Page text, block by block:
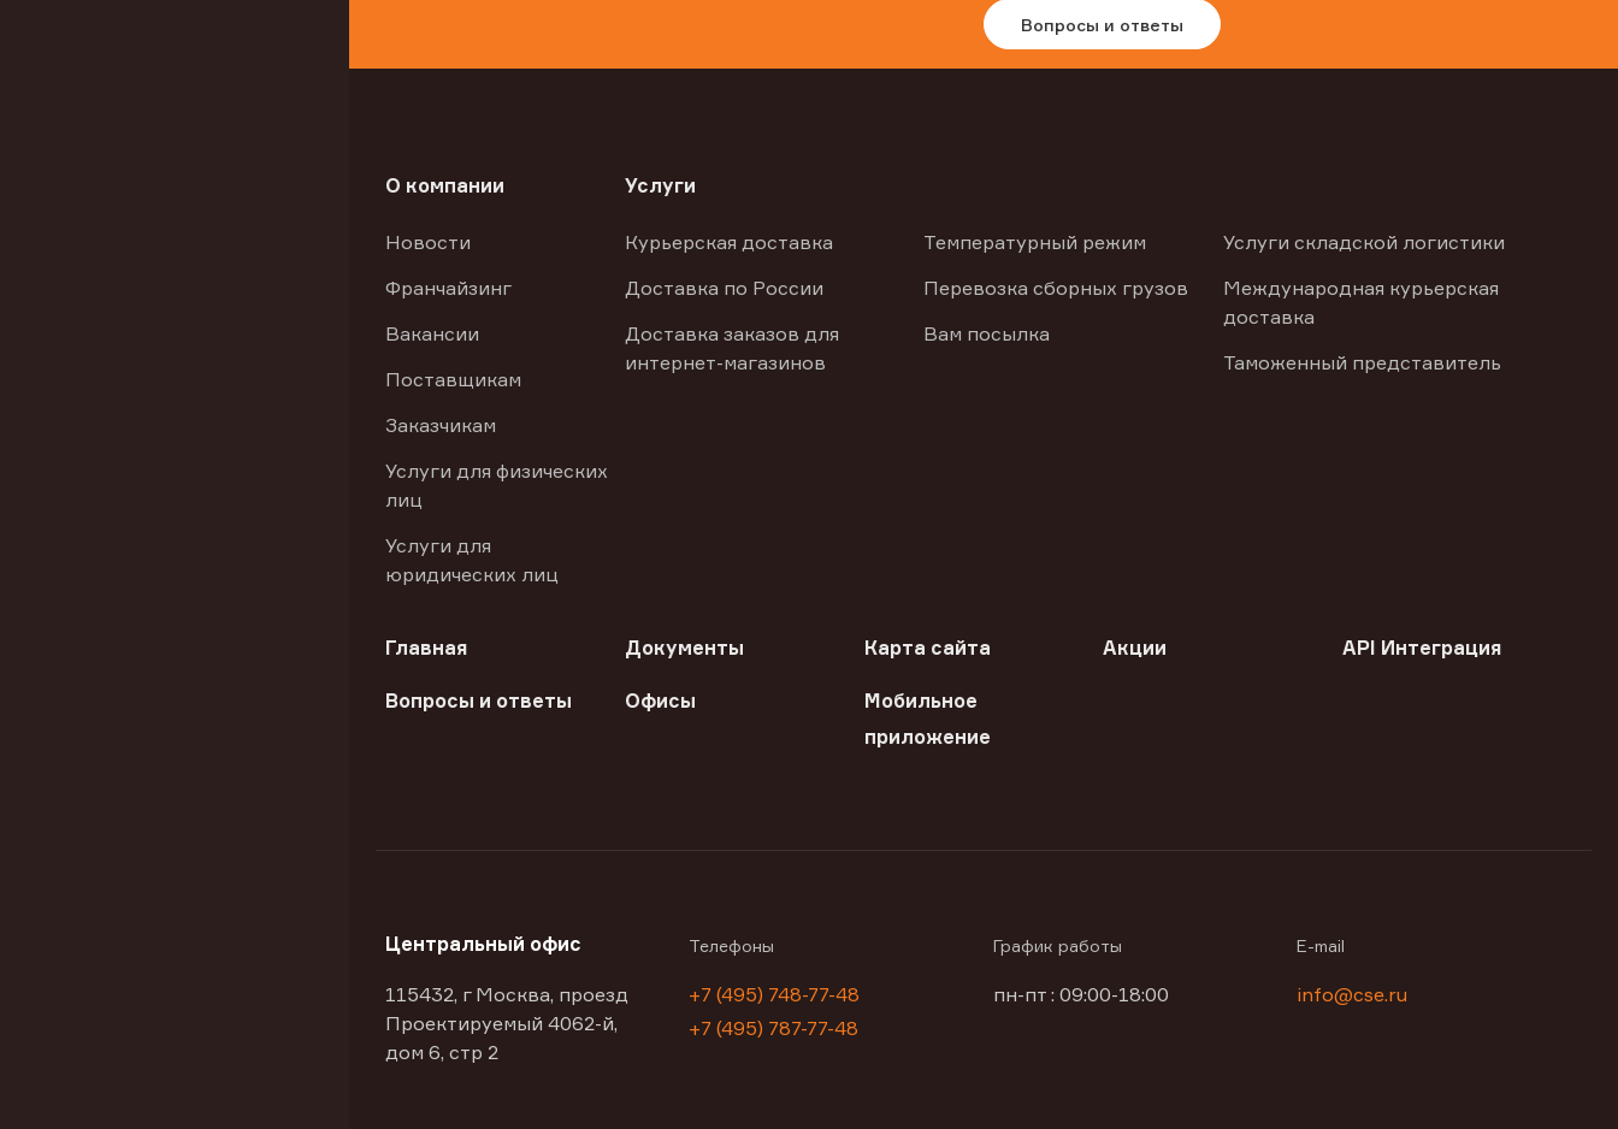
Вопросы и ответы
О компании
Новости
Франчайзинг
Вакансии
Поставщикам
Заказчикам
Услуги для физических
лиц
Услуги для
юридических лиц
Услуги
Курьерская доставка
Доставка по России
Доставка заказов для
интернет-магазинов
Температурный режим
Перевозка сборных грузов
Вам посылка
Услуги складской логистики
Международная курьерская
доставка
Таможенный представитель
Главная Документы Карта сайта Акции API Интеграция
Вопросы и ответы Офисы
Мобильное
приложение
Центральный офис
115432, г Москва, проезд
Проектируемый 4062-й,
дом 6, стр 2
Телефоны
+7 (495) 748-77-48
+7 (495) 787-77-48
График работы
пн-пт : 09:00-18:00
E-mail
info@cse.ru